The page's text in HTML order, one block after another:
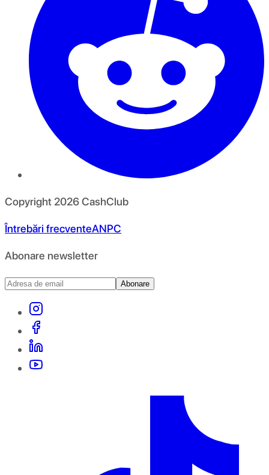
Copyright 2026CashClub
Întrebări frecventeANPC
Abonare newsletter
Abonare